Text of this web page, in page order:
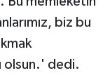
biz bu
olsun.' dedi.